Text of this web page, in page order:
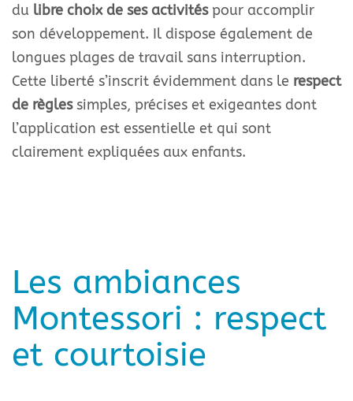
du libre choix de ses activitéspour accomplir
son développement. Il dispose également de
longues plages de travail sans interruption.
Cette liberté s’inscrit évidemment dans le respect
de règlessimples, précises et exigeantes dont
l’application est essentielle et qui sont
clairement expliquées aux enfants.
Les ambiances
Montessori : respect
et courtoisie